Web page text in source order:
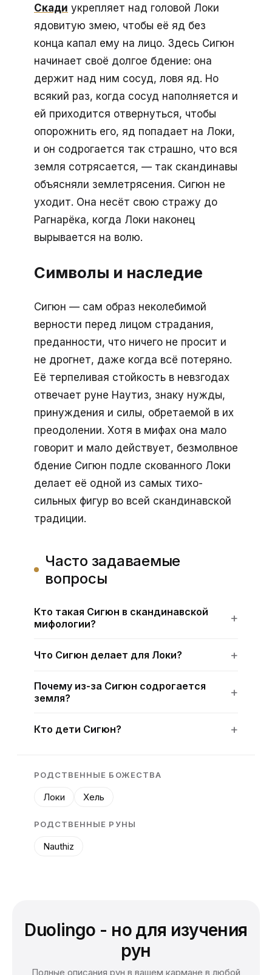
Скади укрепляет над головой Локи
ядовитую змею, чтобы её яд без
конца капал ему на лицо. Здесь Сигюн
начинает своё долгое бдение: она
держит над ним сосуд, ловя яд. Но
всякий раз, когда сосуд наполняется и
ей приходится отвернуться, чтобы
опорожнить его, яд попадает на Локи,
и он содрогается так страшно, что вся
земля сотрясается, — так скандинавы
объясняли землетрясения. Сигюн не
уходит. Она несёт свою стражу до
Рагнарёка, когда Локи наконец
вырывается на волю.
Символы и наследие
Сигюн — сам образ неколебимой
верности перед лицом страдания,
преданности, что ничего не просит и
не дрогнет, даже когда всё потеряно.
Её терпеливая стойкость в невзгодах
отвечает руне Наутиз, знаку нужды,
принуждения и силы, обретаемой в их
преодолении. Хотя в мифах она мало
говорит и мало действует, безмолвное
бдение Сигюн подле скованного Локи
делает её одной из самых тихо-
сильных фигур во всей скандинавской
традиции.
Часто задаваемые
вопросы
Кто такая Сигюн в скандинавской
мифологии?
Что Сигюн делает для Локи?
Почему из-за Сигюн содрогается
земля?
Кто дети Сигюн?
РОДСТВЕННЫЕ БОЖЕСТВА
Локи Хель
РОДСТВЕННЫЕ РУНЫ
Nauthiz
Duolingo - но для изучения
рун
Полные описания рун в вашем кармане в любой